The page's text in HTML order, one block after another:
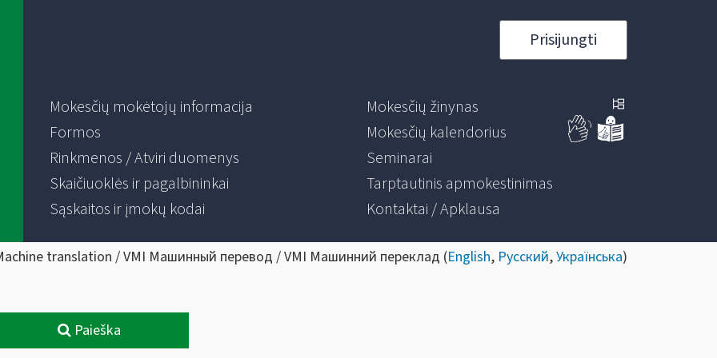
Prisijungti
Mokesčių mokėtojų informacija
Formos
Rinkmenos / Atviri duomenys
Skaičiuoklės ir pagalbininkai
Sąskaitos ir įmokų kodai
Mokesčių žinynas
Mokesčių kalendorius
Seminarai
Tarptautinis apmokestinimas
Kontaktai / Apklausa
translation / VMI Машинный перевод / VMI Машинний переклад (English, Русский,Українська)
Paieška